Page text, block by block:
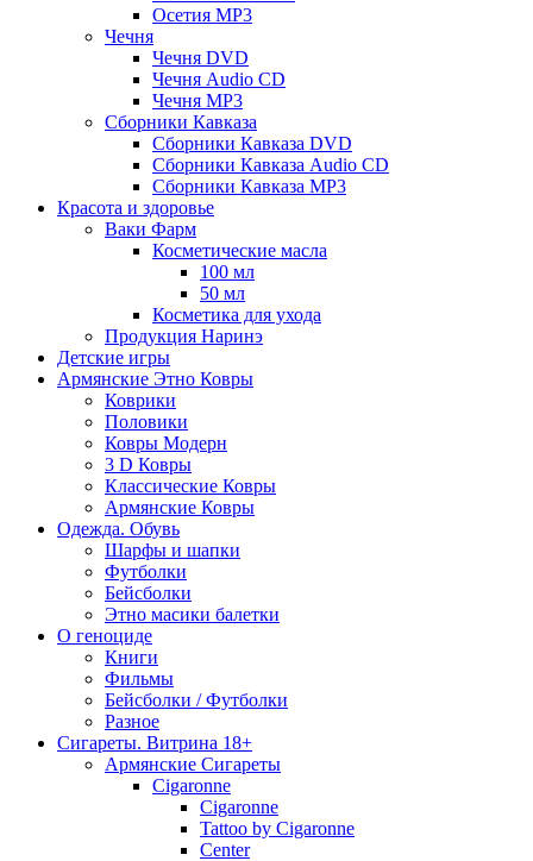
Осетия MP3
Чечня
Чечня DVD
Чечня Audio CD
Чечня MP3
Сборники Кавказа
Сборники Кавказа DVD
Сборники Кавказа Audio CD
Сборники Кавказа MP3
Красота и здоровье
Ваки Фарм
Косметические масла
100 мл
50 мл
Косметика для ухода
Продукция Наринэ
Детские игры
Армянские Этно Ковры
Коврики
Половики
Ковры Модерн
3 D Ковры
Классические Ковры
Армянские Ковры
Одежда. Обувь
Шарфы и шапки
Футболки
Бейсболки
Этно масики балетки
О геноциде
Книги
Фильмы
Бейсболки / Футболки
Разное
Сигареты. Витрина 18+
Армянские Сигареты
Cigaronne
Cigaronne
Tattoo by Cigaronne
Center